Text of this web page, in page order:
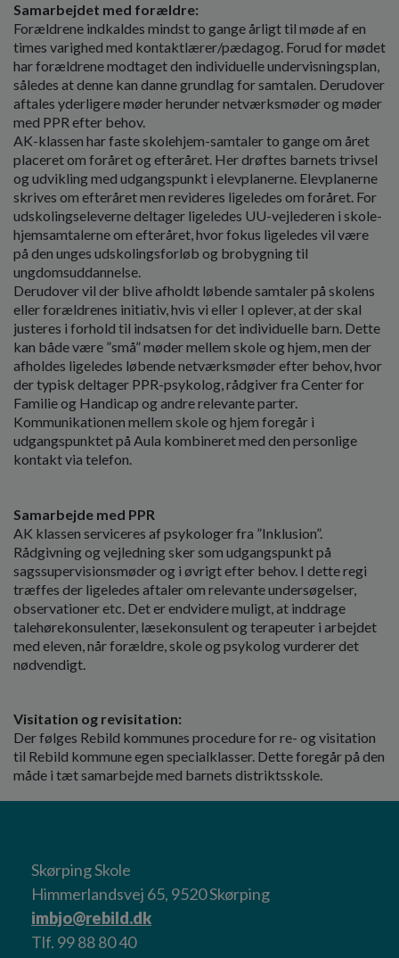
Samarbejdet med forældre:
Forældrene indkaldes mindst to gange årligt til møde af en
times varighed med kontaktlærer/pædagog. Forud for mødet
har forældrene modtaget den individuelle undervisningsplan,
således at denne kan danne grundlag for samtalen. Derudover
aftales yderligere møder herunder netværksmøder og møder
med PPR efter behov.
AK-klassen har faste skolehjem-samtaler to gange om året
placeret om foråret og efteråret. Her drøftes barnets trivsel
og udvikling med udgangspunkt i elevplanerne. Elevplanerne
skrives om efteråret men revideres ligeledes om foråret. For
udskolingseleverne deltager ligeledes UU-vejlederen i skole-
hjemsamtalerne om efteråret, hvor fokus ligeledes vil være
på den unges udskolingsforløb og brobygning til
ungdomsuddannelse.
Derudover vil der blive afholdt løbende samtaler på skolens
eller forældrenes initiativ, hvis vi eller I oplever, at der skal
justeres i forhold til indsatsen for det individuelle barn. Dette
kan både være ”små” møder mellem skole og hjem, men der
afholdes ligeledes løbende netværksmøder efter behov, hvor
der typisk deltager PPR-psykolog, rådgiver fra Center for
Familie og Handicap og andre relevante parter.
Kommunikationen mellem skole og hjem foregår i
udgangspunktet på Aula kombineret med den personlige
kontakt via telefon.
Samarbejde med PPR
AK klassen serviceres af psykologer fra ”Inklusion”.
Rådgivning og vejledning sker som udgangspunkt på
sagssupervisionsmøder og i øvrigt efter behov. I dette regi
træffes der ligeledes aftaler om relevante undersøgelser,
observationer etc. Det er endvidere muligt, at inddrage
talehørekonsulenter, læsekonsulent og terapeuter i arbejdet
med eleven, når forældre, skole og psykolog vurderer det
nødvendigt.
Visitation og revisitation:
Der følges Rebild kommunes procedure for re- og visitation
til Rebild kommune egen specialklasser. Dette foregår på den
måde i tæt samarbejde med barnets distriktsskole.
Skørping Skole
Himmerlandsvej 65, 9520 Skørping
imbjo@rebild.dk
Tlf. 99 88 80 40